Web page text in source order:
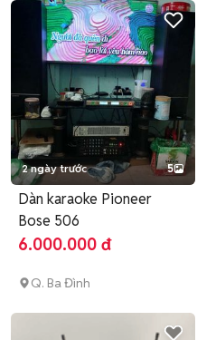
2 ngày trước 5
Dàn karaoke Pioneer
Bose 506
6.000.000 đ
Q. Ba Đình